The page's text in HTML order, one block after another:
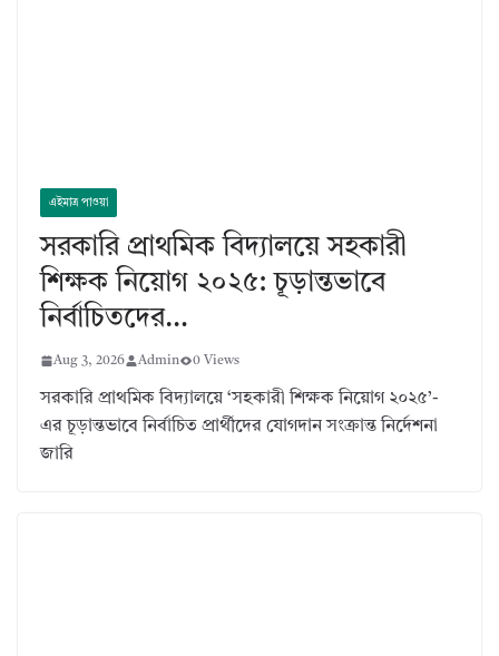
এইমাত্র পাওয়া
সরকারি প্রাথমিক বিদ্যালয়ে সহকারী
শিক্ষক নিয়োগ ২০২৫: চূড়ান্তভাবে
নির্বাচিতদের…
Aug 3, 2026 Admin 0 Views
সরকারি প্রাথমিক বিদ্যালয়ে ‘সহকারী শিক্ষক নিয়োগ ২০২৫’-
এর চূড়ান্তভাবে নির্বাচিত প্রার্থীদের যোগদান সংক্রান্ত নির্দেশনা
জারি